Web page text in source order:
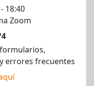
18:40
Zoom
errores frecuentes